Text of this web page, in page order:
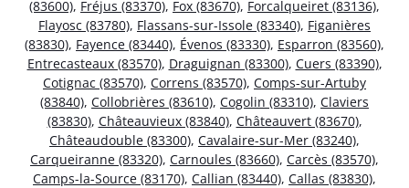
(83600), Fréjus (83370), Fox (83670), Forcalqueiret (83136),
Flayosc (83780), Flassans-sur-Issole (83340), Figanières
(83830), Fayence (83440), Évenos (83330), Esparron (83560),
Entrecasteaux (83570), Draguignan (83300), Cuers (83390),
Cotignac (83570), Correns (83570), Comps-sur-Artuby
(83840), Collobrières (83610), Cogolin (83310), Claviers
(83830), Châteauvieux (83840), Châteauvert (83670),
Châteaudouble (83300), Cavalaire-sur-Mer (83240),
Carqueiranne (83320), Carnoules (83660), Carcès (83570),
Camps-la-Source (83170), Callian (83440), Callas (83830),